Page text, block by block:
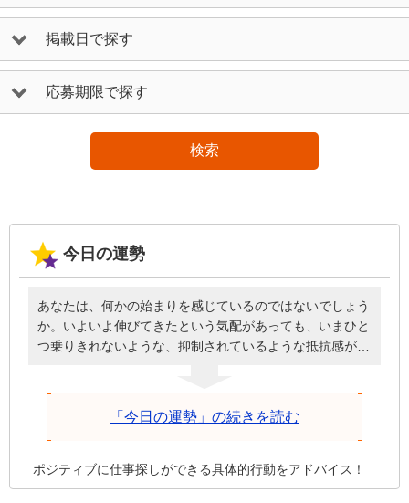
掲載日で探す
応募期限で探す
検索
今日の運勢
あなたは、何かの始まりを感じているのではないでしょう
か。いよいよ伸びてきたという気配があっても、いまひと
つ乗りきれないような、抑制されているような抵抗感があ
進み続けます。投げ出してしまったらそこで終了です。焦
って無理を押し通さず、しっかり根差していけるように状
「今日の運勢」の続きを読む
ポジティブに仕事探しができる具体的行動をアドバイス！